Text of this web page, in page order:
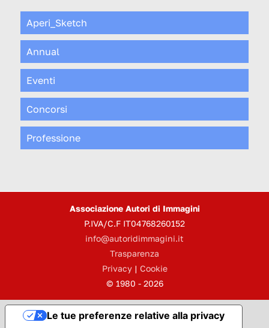
Aperi_Sketch
Annual
Eventi
Concorsi
Professione
Associazione Autori di Immagini
P.IVA/C.F IT04768260152
info@autoridimmagini.it
Trasparenza
Privacy| Cookie
© 1980 - 2026
Le tue preferenze relative alla privacy